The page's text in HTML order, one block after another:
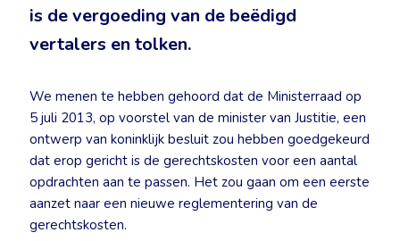
is de vergoeding van de beëdigd
vertalers en tolken.
We menen te hebben gehoord dat de Ministerraad op
5 juli 2013, op voorstel van de minister van Justitie, een
ontwerp van koninklijk besluit zou hebben goedgekeurd
dat erop gericht is de gerechtskosten voor een aantal
opdrachten aan te passen. Het zou gaan om een eerste
aanzet naar een nieuwe reglementering van de
gerechtskosten.